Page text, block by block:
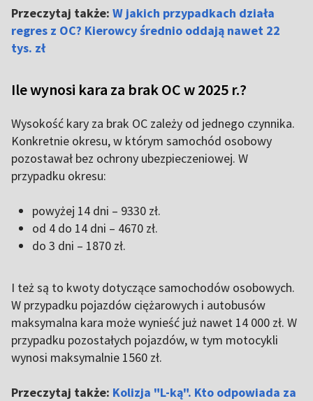
Przeczytaj także: W jakich przypadkach działa
regres z OC? Kierowcy średnio oddają nawet 22
tys. zł
Ile wynosi kara za brak OC w 2025 r.?
Wysokość kary za brak OC zależy od jednego czynnika.
Konkretnie okresu, w którym samochód osobowy
pozostawał bez ochrony ubezpieczeniowej. W
przypadku okresu:
powyżej 14 dni – 9330 zł.
od 4 do 14 dni – 4670 zł.
do 3 dni – 1870 zł.
I też są to kwoty dotyczące samochodów osobowych.
W przypadku pojazdów ciężarowych i autobusów
maksymalna kara może wynieść już nawet 14 000 zł. W
przypadku pozostałych pojazdów, w tym motocykli
wynosi maksymalnie 1560 zł.
Przeczytaj także: Kolizja "L-ką". Kto odpowiada za